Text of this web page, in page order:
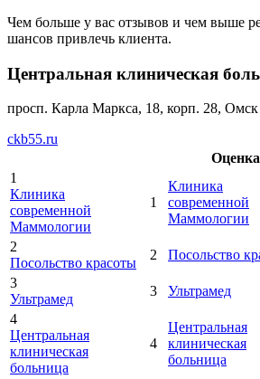
Чем больше у вас отзывов и чем выше
шансов привлечь клиента.
Центральная клиническая
просп. Карла Маркса, 18, корп. 28, Омск
ckb55.ru
Оценка
1
Клиника
современной
Маммологии
1
Клиника
современной
Маммологии
2
Посольство красоты
2 Посольство
3
Ультрамед
3 Ультрамед
4
Центральная
клиническая
больница
4
Центральная
клиническая
больница